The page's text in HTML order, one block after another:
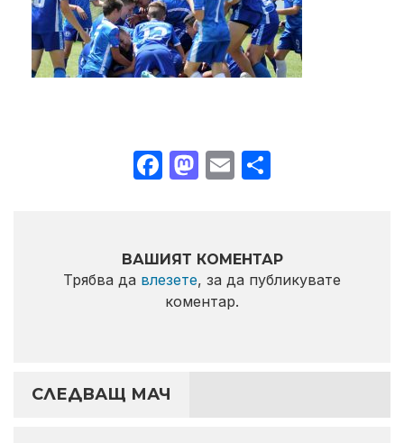
Facebook
Mastodon
Email
ВАШИЯТ КОМЕНТАР
Трябва да влезете, за да публикувате
коментар.
СЛЕДВАЩ МАЧ